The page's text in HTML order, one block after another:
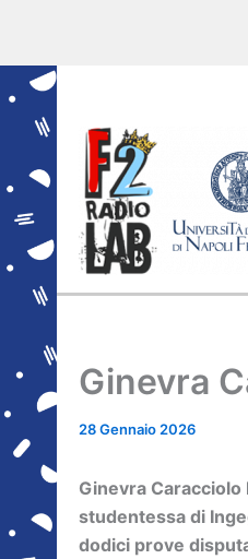
contenuto
Ginevra
28 Gennaio 2026
Ginevra Caracciolo
studentessa di
dodici prove